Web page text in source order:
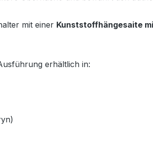
mit einer Kunststoffhängesaite
erhältlich in: